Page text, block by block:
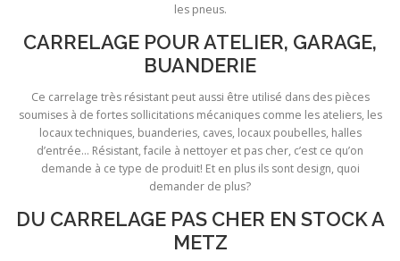
les pneus.
CARRELAGE POUR ATELIER, GARAGE,
BUANDERIE
Ce carrelage très résistant peut aussi être utilisé dans des pièces
soumises à de fortes sollicitations mécaniques comme les ateliers, les
locaux techniques, buanderies, caves, locaux poubelles, halles
d’entrée… Résistant, facile à nettoyer et pas cher, c’est ce qu’on
demande à ce type de produit! Et en plus ils sont design, quoi
demander de plus?
DU CARRELAGE PAS CHER EN STOCK A
METZ